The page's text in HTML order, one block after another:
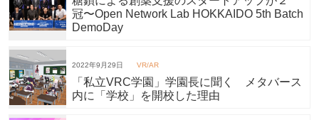
冠〜Open Network Lab HOKKAIDO 5th Batch
DemoDay
2022年9月29日 VR/AR
「私立VRC学園」学園長に聞く メタバース
内に「学校」を開校した理由